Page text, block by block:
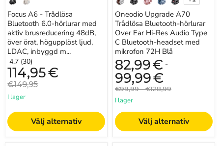
LDAC,
inbyggd
mikrofon,
appstyrning
Perfekta
för
pendling,
arbete,
resor
och
musikälskare
som
fördjupa
sig
Focus A6 - Trådlösa
Bluetooth 6.0-hörlurar med
aktiv brusreducering 48dB,
över örat, högupplöst ljud,
LDAC, inbyggd m...
4.7 (30)
Nuvarande
pris
114,95€
Originalpris
€149,95
I lager
Välj alternativ
med
mikrofon
72H
Blå
Växla
Oneodio Upgrade A70
Trådlösa Bluetooth-hörlurar
Over Ear Hi-Res Audio Type
C Bluetooth-headset med
mikrofon 72H Blå
82,99€ -
99,99€
Originalpris
€99,99 -Originalpris
€128,99
I lager
Välj alternativ